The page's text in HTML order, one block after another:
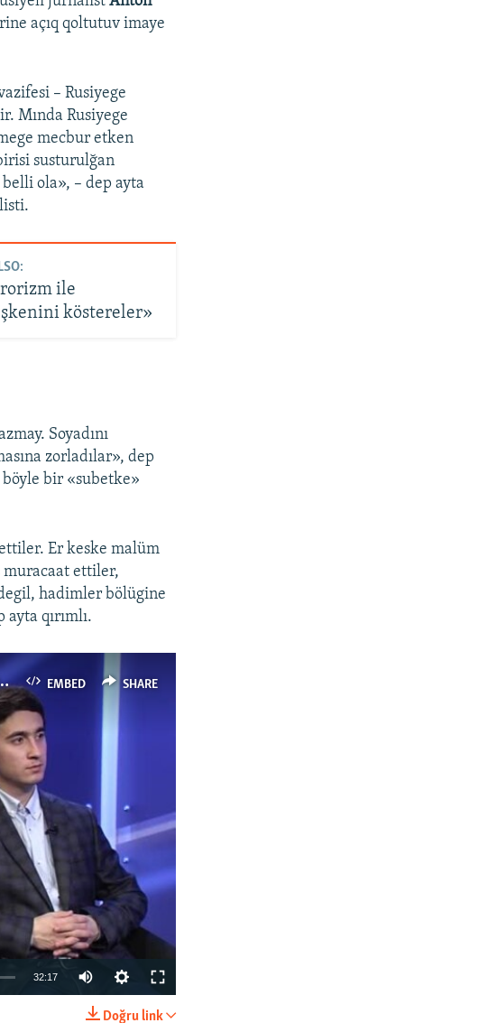
açıq qoltutuv imaye
– Rusiyege
Mında Rusiyege
mecbur etken
susturulğan
ola», – dep ayta
ile
köstereler»
Soyadını
zorladılar», dep
böyle bir «subetke»
Er keske malüm
muracaat ettiler,
hadimler bölügine
qırımlı.
EMBED SHARE
Lutfiye Zudiyeva ve Dilâver Memetov «Qırım birdemligi» aqqında (video)
32:17
Doğru link